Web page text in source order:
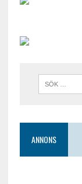
ANNONS